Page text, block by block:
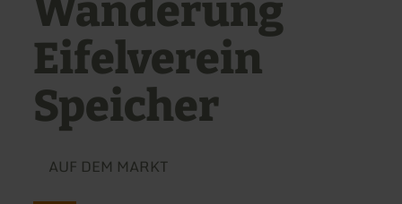
Wanderung
Eifelverein
Speicher
AUF DEM MARKT